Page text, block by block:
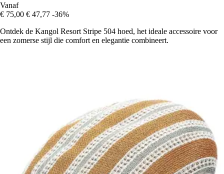
Vanaf
€ 75,00 € 47,77 -36%
Ontdek de Kangol Resort Stripe 504 hoed, het ideale accessoire voor
een zomerse stijl die comfort en elegantie combineert.